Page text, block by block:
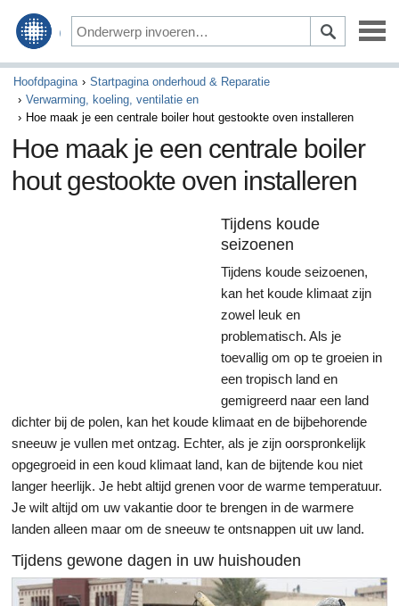
Ontwerp & Decoreren
Bouwen & Verbouwen
Tuin & Landschapsbouw
Schoonmaak & Huishoudelijke
Startpagina onderhoud & Reparatie
Hoofdpagina
Startpagina onderhoud & Reparatie
Verwarming, koeling, ventilatie en
Hoe maak je een centrale boiler hout gestookte oven installeren
Hoe maak je een centrale boiler
hout gestookte oven installeren
Tijdens koude
seizoenen
Tijdens koude seizoenen,
kan het koude klimaat zijn
zowel leuk en
problematisch. Als je
toevallig om op te groeien in
een tropisch land en
gemigreerd naar een land
dichter bij de polen, kan het koude klimaat en de bijbehorende
sneeuw je vullen met ontzag. Echter, als je zijn oorspronkelijk
opgegroeid in een koud klimaat land, kan de bijtende kou niet
langer heerlijk. Je hebt altijd grenen voor de warme temperatuur.
Je wilt altijd om uw vakantie door te brengen in de warmere
landen alleen maar om de sneeuw te ontsnappen uit uw land.
Tijdens gewone dagen in uw huishouden